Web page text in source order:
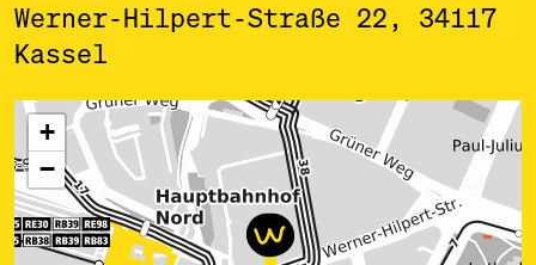
Werner-Hilpert-Straße 22, 34117
Kassel
ˇ